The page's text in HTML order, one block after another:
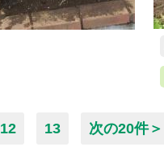
12 13 次の20件＞